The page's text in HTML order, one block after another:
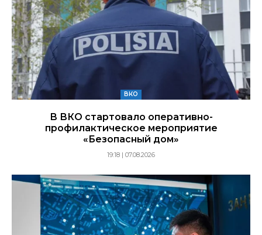
ВКО
В ВКО стартовало оперативно-
профилактическое мероприятие
«Безопасный дом»
19:18 | 07.08.2026